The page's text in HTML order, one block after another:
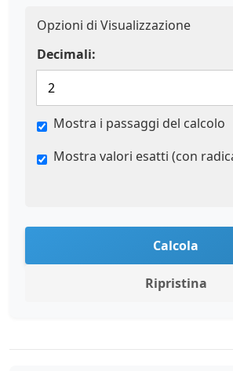
Opzioni di Visualizzazione
Decimali:
Mostra i passaggi del calcolo
Mostra valori esatti (con
Calcola
Ripristina